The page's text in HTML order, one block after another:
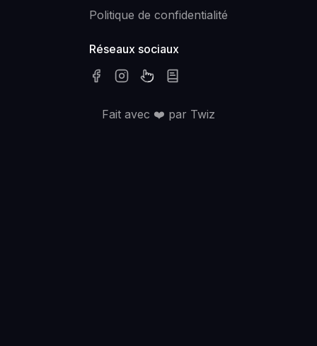
Politique de confidentialité
Réseaux sociaux
Fait avec ❤️ par Twiz